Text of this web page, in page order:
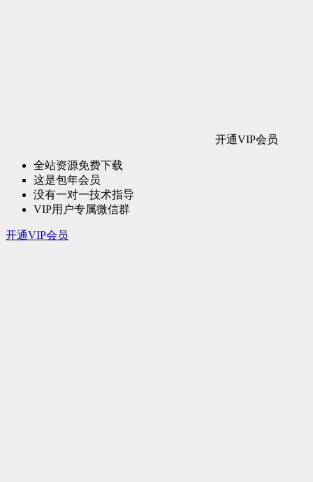
开通VIP会员
全站资源免费下载
这是包年会员
没有一对一技术指导
VIP用户专属微信群
开通VIP会员